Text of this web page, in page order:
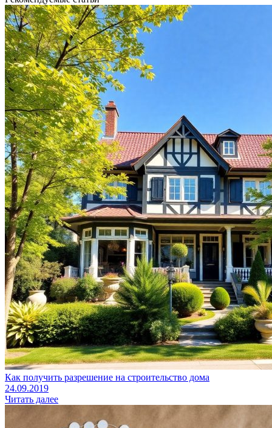
Как получить разрешение на строительство дома
24.09.2019
Читать далее